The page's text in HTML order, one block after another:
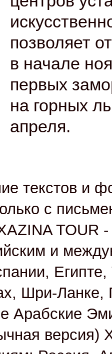
позволяет
в начале
первых
на горных
апреля.
текстов и
с
TOUR -
и
Шри-Ланке,
Арабские